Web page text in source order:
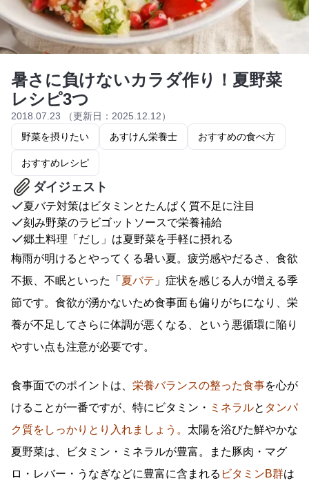
暑さに負けないカラダ作り！夏野菜
レシピ3つ
2018.07.23 （更新日：2025.12.12）
野菜を摂りたい
あすけん栄養士 おすすめの食べ方
おすすめレシピ
ダイジェスト
夏バテ対策はビタミンとたんぱく質不足に注目
刻み野菜のラビゴットソースで栄養補給
郷土料理「だし」は夏野菜を手軽に摂れる
梅雨が明けるとやってくる暑い夏。疲労感やだるさ、食欲
不振、不眠といった「 夏バテ 」症状を感じる人が増える季
節です。食欲が湧かないため食事面も偏りがちになり、栄
養が不足してさらに体調が悪くなる、という悪循環に陥り
やすい点も注意が必要です。
食事面でのポイントは、 栄養バランスの整った食事を心が
けることが一番ですが、特にビタミン・ ミネラルと タンパ
ク質をしっかりとり入れましょう。 太陽を浴びた鮮やかな
夏野菜は、ビタミン・ミネラルが豊富。また豚肉・マグ
ロ・レバー・うなぎなどに豊富に含まれる ビタミンB群は